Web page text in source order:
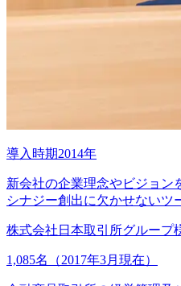
導入時期2014年
新会社の企業理念やビジョン
シナジー創出に欠かせないツ
株式会社日本取引所グループ
1,085名（2017年3月現在）